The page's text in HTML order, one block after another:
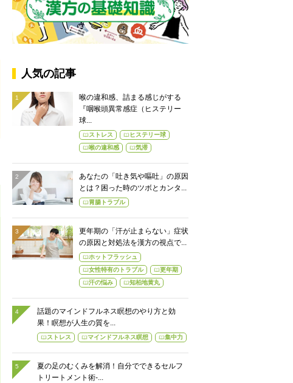
人気の記事
喉の違和感、詰まる感じがする
『咽喉頭異常感症（ヒステリー
球...
ストレス
ヒステリー球
喉の違和感
気滞
あなたの「吐き気や嘔吐」の原因
とは？困った時のツボとカンタ...
胃腸トラブル
更年期の「汗が止まらない」症状
の原因と対処法を漢方の視点で...
ホットフラッシュ
女性特有のトラブル
更年期
汗の悩み
知柏地黄丸
話題のマインドフルネス瞑想のやり方と効
果！瞑想が人生の質を...
ストレス マインドフルネス瞑想 集中力
夏の足のむくみを解消！自分でできるセルフ
トリートメント術-...